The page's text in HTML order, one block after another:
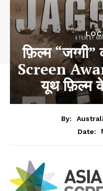
फ़िल्म
Screen
यूथ फ़िल्म
By:
Date: